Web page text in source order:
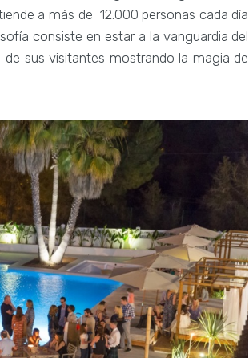
a más de 12.000 personas cada día
consiste en estar a la vanguardia del
sus visitantes mostrando la magia de